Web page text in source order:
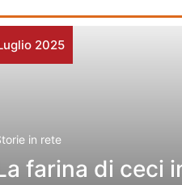
2025
in rete
farina di ceci